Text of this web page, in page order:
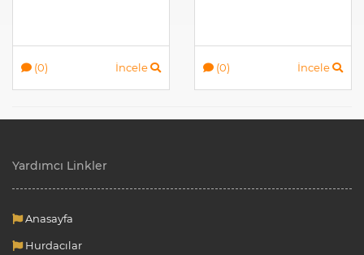
(0) İncele (0) İncele
Yardımcı Linkler
Anasayfa
Hurdacılar